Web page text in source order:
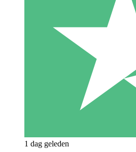
1 dag geleden